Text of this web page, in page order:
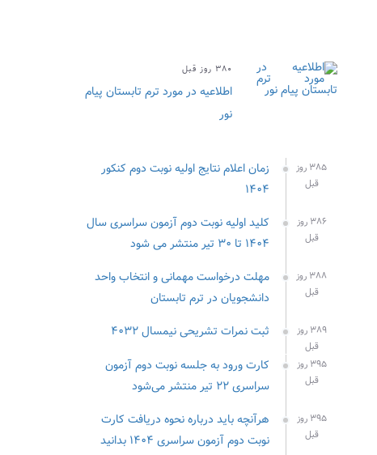
۳۸۰ روز قبل
اطلاعیه در مورد ترم تابستان پیام
نور
۳۸۵ روز
قبل
زمان اعلام نتایج اولیه نوبت دوم کنکور
۱۴۰۴
۳۸۶ روز
قبل
کلید اولیه نوبت دوم آزمون سراسری سال
۱۴۰۴ تا ۳۰ تیر منتشر می شود
۳۸۸ روز
قبل
مهلت درخواست مهمانی و انتخاب واحد
دانشجویان در ترم تابستان
۳۸۹ روز
قبل
ثبت نمرات تشریحی نیمسال ۴۰۳۲
۳۹۵ روز
قبل
کارت ورود به جلسه نوبت دوم آزمون
سراسری ۲۲ تیر منتشر می‌شود
۳۹۵ روز
قبل
هرآنچه باید درباره نحوه دریافت کارت
نوبت دوم آزمون سراسری ۱۴۰۴ بدانید